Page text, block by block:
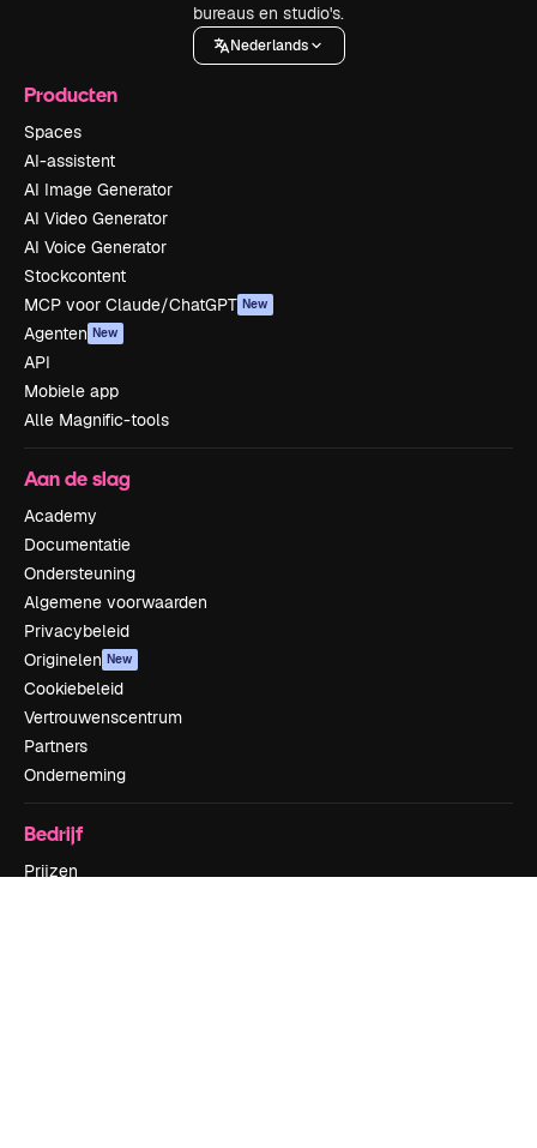
bureaus en studio's.
Nederlands
Producten
Spaces
AI-assistent
AI Image Generator
AI Video Generator
AI Voice Generator
Stockcontent
MCP voor Claude/ChatGPT New
Agenten New
API
Mobiele app
Alle Magnific-tools
Aan de slag
Academy
Documentatie
Ondersteuning
Algemene voorwaarden
Privacybeleid
Originelen New
Cookiebeleid
Vertrouwenscentrum
Partners
Onderneming
Bedrijf
Prijzen